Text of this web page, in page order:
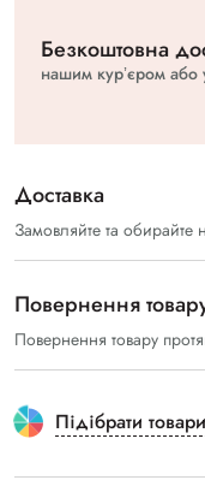
Безкоштовна
нашим курʼєром або
Доставка
Замовляйте та обирайте
Повернення
Повернення товару
Підібрати